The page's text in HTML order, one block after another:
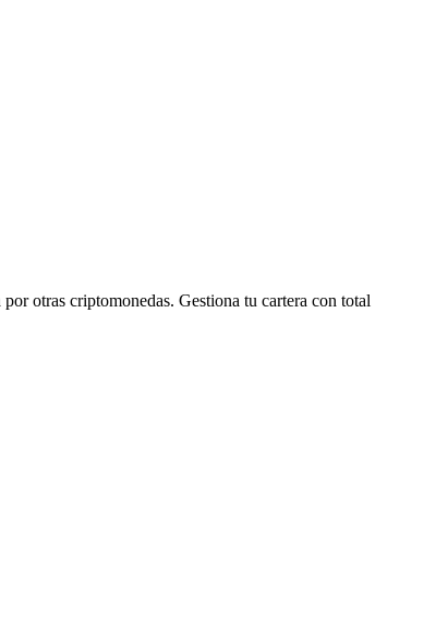
otras criptomonedas. Gestiona tu cartera con total